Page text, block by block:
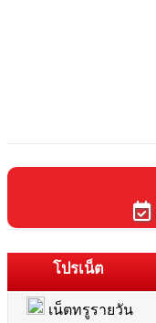
โปรเน็ต
เน็ตทรูรายวัน